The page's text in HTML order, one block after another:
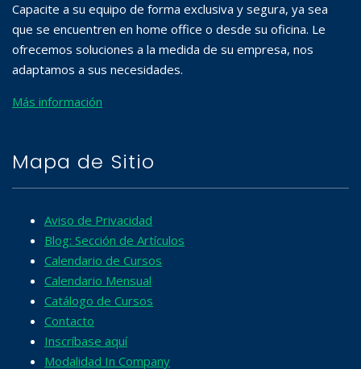
Capacite a su equipo de forma exclusiva y segura, ya sea
que se encuentren en home office o desde su oficina. Le
ofrecemos soluciones a la medida de su empresa, nos
adaptamos a sus necesidades.
Más información
Mapa de Sitio
Aviso de Privacidad
Blog: Sección de Artículos
Calendario de Cursos
Calendario Mensual
Catálogo de Cursos
Contacto
Inscríbase aquí
Modalidad In Company